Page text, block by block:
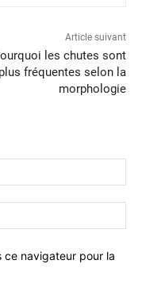
Article suivant
les chutes sont
plus fréquentes selon la
morphologie
:*
:*
ce navigateur pour la